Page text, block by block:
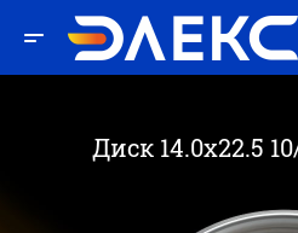
Диск 14.0x22.5